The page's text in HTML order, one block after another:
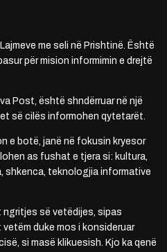
me seli në Prishtinë. Është
për mision informimin e drejtë
Post, është shndërruar në një
së cilës informohen qytetarët.
e botë, janë në fokusin kryesor
as fushat e tjera si: kultura,
shkenca, teknologjia informative
ngritjes së vetëdijes, sipas
duke mos i konsideruar
si masë klikuesish. Kjo ka qenë